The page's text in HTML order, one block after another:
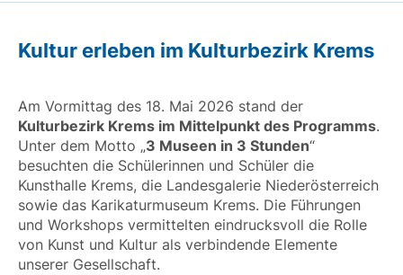
Kultur erleben im Kulturbezirk Krems
Am Vormittag des 18. Mai 2026 stand der
Kulturbezirk Krems im Mittelpunkt des Programms.
Unter dem Motto „3 Museen in 3 Stunden“
besuchten die Schülerinnen und Schüler die
Kunsthalle Krems, die Landesgalerie Niederösterreich
sowie das Karikaturmuseum Krems. Die Führungen
und Workshops vermittelten eindrucksvoll die Rolle
von Kunst und Kultur als verbindende Elemente
unserer Gesellschaft.